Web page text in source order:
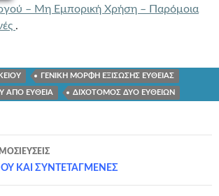
– Μη Εμπορική Χρήση – Παρόμοια
.
ΓΕΝΙΚΗ ΜΟΡΦΗ ΕΞΙΣΩΣΗΣ ΕΥΘΕΙΑΣ
ΑΠΟ ΕΥΘΕΙΑ ΔΙΧΟΤΟΜΟΣ ΔΥΟ ΕΥΘΕΙΩΝ
ΚΑΙ ΣΥΝΤΕΤΑΓΜΕΝΕΣ